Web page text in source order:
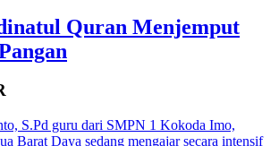
Quran Menjemput